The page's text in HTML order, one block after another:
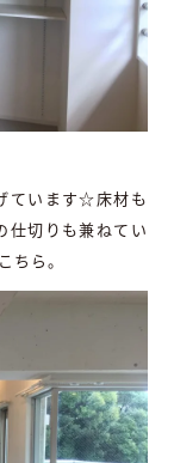
ています☆床材も
仕切りも兼ねてい
ちら。